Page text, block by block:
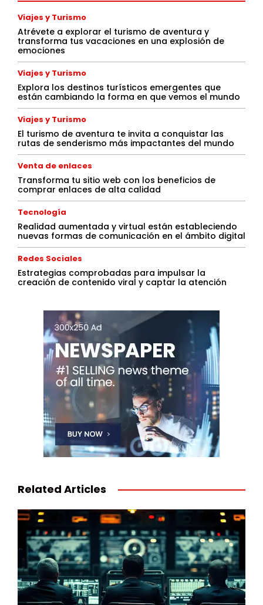
Viajes y Turismo
Atrévete a explorar el turismo de aventura y
transforma tus vacaciones en una explosión de
emociones
Viajes y Turismo
Explora los destinos turísticos emergentes que
están cambiando la forma en que vemos el mundo
Viajes y Turismo
El turismo de aventura te invita a conquistar las
rutas de senderismo más impactantes del mundo
Venta de enlaces
Transforma tu sitio web con los beneficios de
comprar enlaces de alta calidad
Tecnología
Realidad aumentada y virtual están estableciendo
nuevas formas de comunicación en el ámbito digital
Redes Sociales
Estrategias comprobadas para impulsar la
creación de contenido viral y captar la atención
Related Articles